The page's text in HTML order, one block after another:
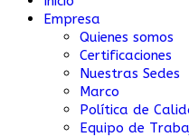
Empresa
Quienes somos
Certificaciones
Nuestras Sedes
Marco
Política de
Equipo de